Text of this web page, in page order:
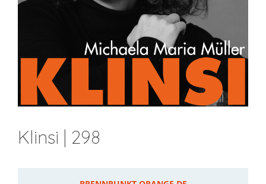
Klinsi | 298